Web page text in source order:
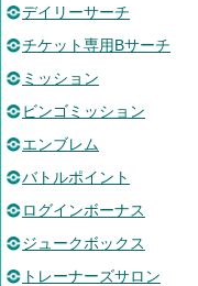
デイリーサーチ
チケット専用Bサーチ
ミッション
ビンゴミッション
エンブレム
バトルポイント
ログインボーナス
ジュークボックス
トレーナーズサロン